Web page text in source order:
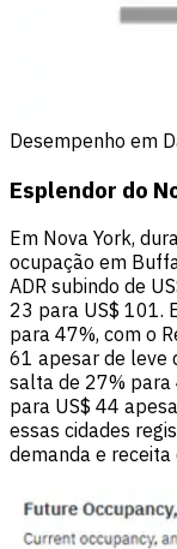
Desempenho em
Esplendor do
Em Nova York,
ocupação em
ADR subindo de
23 para US$ 101.
para 47%, com o
61 apesar de leve
salta de 27% para
para US$ 44
essas cidades
demanda e